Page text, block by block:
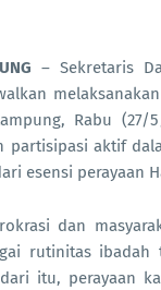
– Sekretaris
Rabu (27/
partisipasi aktif
esensi perayaan
dan
rutinitas
itu, perayaan